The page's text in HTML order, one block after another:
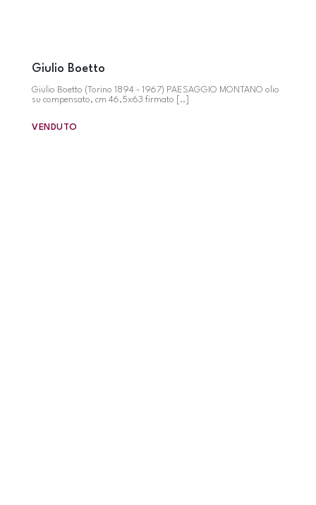
Giulio Boetto
Giulio Boetto (Torino 1894 - 1967) PAESAGGIO MONTANO olio
su compensato, cm 46,5x63 firmato [..]
VENDUTO